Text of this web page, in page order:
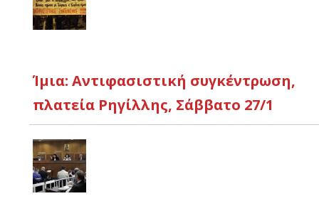
Ίμια: Αντιφασιστική συγκέντρωση,
πλατεία Ρηγίλλης, Σάββατο 27/1